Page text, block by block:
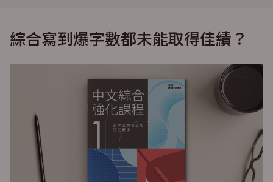
綜合寫到爆字數都未能取得佳績？